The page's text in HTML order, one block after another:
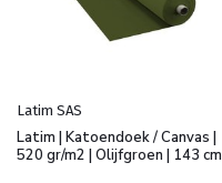
Latim SAS
Latim | Katoendoek / Canvas |
520 gr/m2 | Olijfgroen | 143 cm